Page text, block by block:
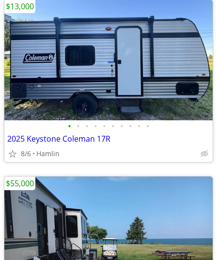
• • • • • • • • • •
2025 Keystone Coleman 17R
8/6 Hamlin
$13,000
$55,000